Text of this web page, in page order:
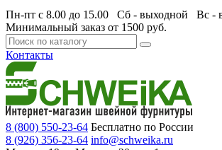
Пн-пт с 8.00 до 15.00 Сб - выходной Вс -
Минимальный заказ от 1500 руб.
Контакты
8 (800) 550-23-64 Бесплатно по России
8 (926) 356-23-64 info@schweika.ru